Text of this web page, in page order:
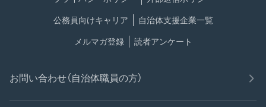
公務員向けキャリア 自治体支援企業一覧
メルマガ登録 読者アンケート
お問い合わせ（自治体職員の方）